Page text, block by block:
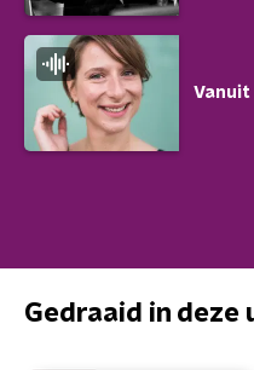
Vanuit
Gedraaid in deze